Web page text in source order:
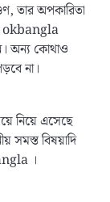
তার অপকারিতা
okbangla
অন্য কোথাও
না।
নিয়ে এসেছে
সমস্ত বিষয়াদি
।